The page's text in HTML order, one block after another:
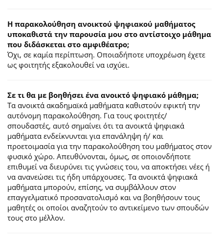
Η παρακολούθηση ανοικτού ψηφιακού μαθήματος
υποκαθιστά την παρουσία μου στο αντίστοιχο μάθημα
που διδάσκεται στο αμφιθέατρο;
Όχι, σε καμία περίπτωση. Οποιαδήποτε υποχρέωση έχετε
ως φοιτητής εξακολουθεί να ισχύει.
Σε τι θα με βοηθήσει ένα ανοικτό ψηφιακό μάθημα;
Τα ανοικτά ακαδημαϊκά μαθήματα καθιστούν εφικτή την
αυτόνομη παρακολούθηση. Για τους φοιτητές/
σπουδαστές, αυτό σημαίνει ότι τα ανοικτά ψηφιακά
μαθήματα ενδείκνυνται για επανάληψη ή/ και
προετοιμασία για την παρακολούθηση του μαθήματος στον
φυσικό χώρο. Απευθύνονται, όμως, σε οποιονδήποτε
επιθυμεί να διευρύνει τις γνώσεις του, να αποκτήσει νέες ή
να ανανεώσει τις ήδη υπάρχουσες. Τα ανοικτά ψηφιακά
μαθήματα μπορούν, επίσης, να συμβάλλουν στον
επαγγελματικό προσανατολισμό και να βοηθήσουν τους
μαθητές οι οποίοι αναζητούν το αντικείμενο των σπουδών
τους στο μέλλον.